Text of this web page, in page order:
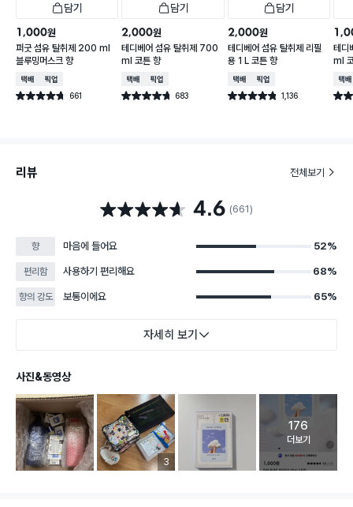
담기
1,000원
퍼굿 섬유 탈취제 200 ml
블루밍머스크 향
택배배송매장픽업
별점 4.7점 661
건 작성
담기
2,000원
테디베어 섬유 탈취제 700
ml 코튼 향
택배배송매장픽업
별점 4.7점 683
건 작성
담기
2,000원
테디베어 섬유 탈취제 리필
용 1 L 코튼 향
택배배송매장픽업
별점 4.8점 1,136
건 작성
테디
ml
택배
별점
리뷰 전체보기
별점 4.6점 4.6 (661)
향 마음에 들어요 52%
편리함 사용하기 편리해요 68%
향의 강도 보통이에요 65%
자세히 보기
사진&동영상
리뷰 이미지 등록 개수
3
고객 리뷰
176
더보기